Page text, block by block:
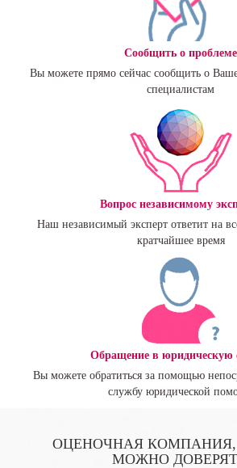
Сообщить о проблеме
Вы можете прямо сейчас сообщить о
специалистам
Вопрос независимому
Наш независимый эксперт ответит на
кратчайшее время
Обращение в юридическую
Вы можете обратиться за помощью
службу юридической
ОЦЕНОЧНАЯ
МОЖНО